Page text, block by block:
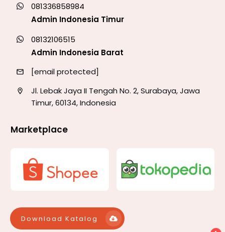
081336858984
Admin Indonesia Timur
08132106515
Admin Indonesia Barat
[email protected]
Jl. Lebak Jaya II Tengah No. 2, Surabaya, Jawa
Timur, 60134, Indonesia
Marketplace
Download Katalog